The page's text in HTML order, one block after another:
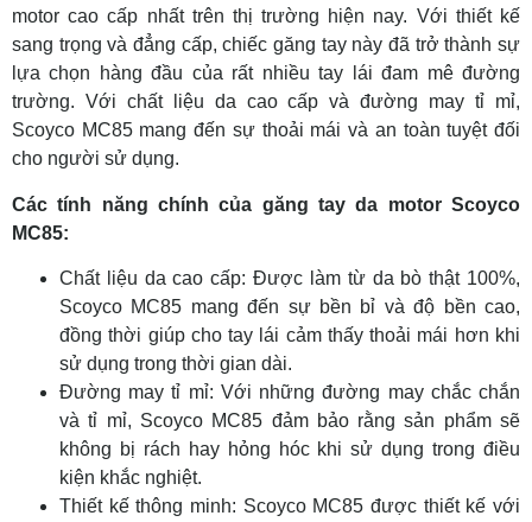
motor cao cấp nhất trên thị trường hiện nay. Với thiết kế
sang trọng và đẳng cấp, chiếc găng tay này đã trở thành sự
lựa chọn hàng đầu của rất nhiều tay lái đam mê đường
trường. Với chất liệu da cao cấp và đường may tỉ mỉ,
Scoyco MC85 mang đến sự thoải mái và an toàn tuyệt đối
cho người sử dụng.
Các tính năng chính của găng tay da motor Scoyco
MC85:
Chất liệu da cao cấp: Được làm từ da bò thật 100%,
Scoyco MC85 mang đến sự bền bỉ và độ bền cao,
đồng thời giúp cho tay lái cảm thấy thoải mái hơn khi
sử dụng trong thời gian dài.
Đường may tỉ mỉ: Với những đường may chắc chắn
và tỉ mỉ, Scoyco MC85 đảm bảo rằng sản phẩm sẽ
không bị rách hay hỏng hóc khi sử dụng trong điều
kiện khắc nghiệt.
Thiết kế thông minh: Scoyco MC85 được thiết kế với